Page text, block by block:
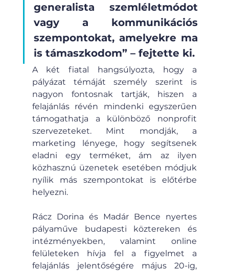
generalista szemléletmódot
vagy a kommunikációs
szempontokat, amelyekre ma
is támaszkodom” – fejtette ki.
A két fiatal hangsúlyozta, hogy a
pályázat témáját személy szerint is
nagyon fontosnak tartják, hiszen a
felajánlás révén mindenki egyszerűen
támogathatja a különböző nonprofit
szervezeteket. Mint mondják, a
marketing lényege, hogy segítsenek
eladni egy terméket, ám az ilyen
közhasznú üzenetek esetében módjuk
nyílik más szempontokat is előtérbe
helyezni.
Rácz Dorina és Madár Bence nyertes
pályaműve budapesti köztereken és
intézményekben, valamint online
felületeken hívja fel a figyelmet a
felajánlás jelentőségére május 20-ig,